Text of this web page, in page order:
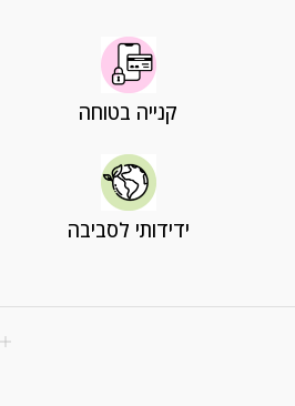
קנייה בטוחה
ידידותי לסביבה